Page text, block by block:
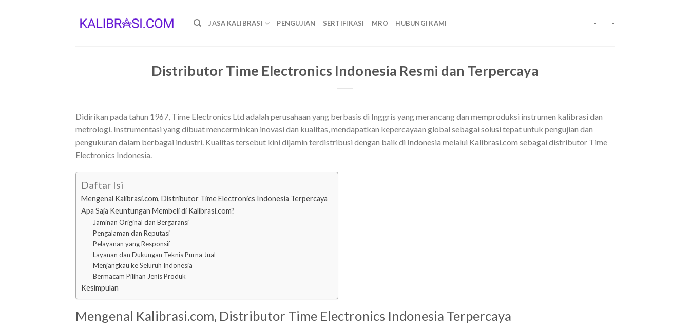
JASA KALIBRASI PENGUJIAN SERTIFIKASI MRO HUBUNGI KAMI - -
Distributor Time Electronics Indonesia Resmi dan Terpercaya
Didirikan pada tahun 1967, Time Electronics Ltd adalah perusahaan yang berbasis di Inggris yang merancang dan memproduksi instrumen kalibrasi dan
metrologi. Instrumentasi yang dibuat mencerminkan inovasi dan kualitas, mendapatkan kepercayaan global sebagai solusi tepat untuk pengujian dan
pengukuran dalam berbagai industri. Kualitas tersebut kini dijamin terdistribusi dengan baik di Indonesia melalui Kalibrasi.com sebagai distributor Time
Electronics Indonesia.
Daftar Isi
Mengenal Kalibrasi.com, Distributor Time Electronics Indonesia Terpercaya
Apa Saja Keuntungan Membeli di Kalibrasi.com?
Jaminan Original dan Bergaransi
Pengalaman dan Reputasi
Pelayanan yang Responsif
Layanan dan Dukungan Teknis Purna Jual
Menjangkau ke Seluruh Indonesia
Bermacam Pilihan Jenis Produk
Kesimpulan
Mengenal Kalibrasi.com, Distributor Time Electronics Indonesia Terpercaya